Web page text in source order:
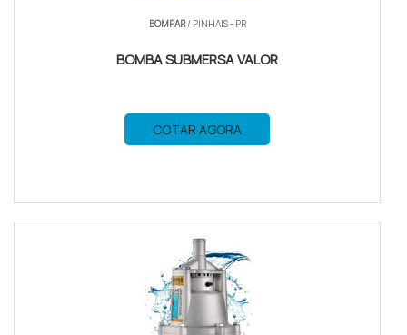
BOMPAR/ PINHAIS - PR
BOMBA SUBMERSA VALOR
COTAR AGORA